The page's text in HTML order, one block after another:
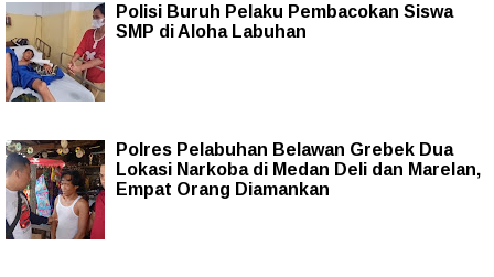
Polisi Buruh Pelaku Pembacokan Siswa
SMP di Aloha Labuhan
Polres Pelabuhan Belawan Grebek Dua
Lokasi Narkoba di Medan Deli dan Marelan,
Empat Orang Diamankan